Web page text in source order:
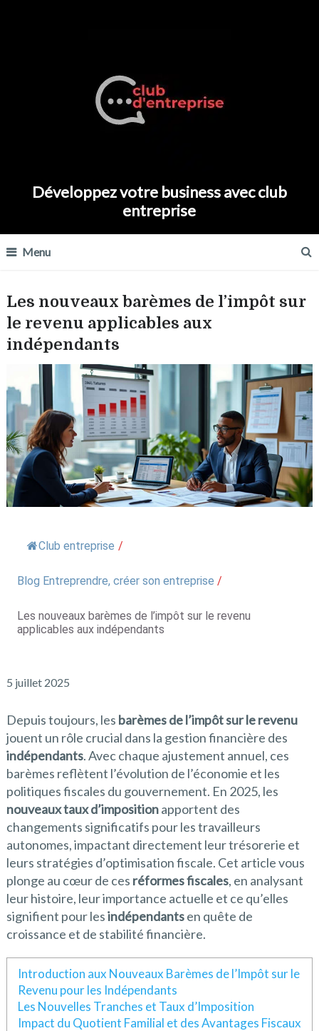
Développez votre business avec club
entreprise
Menu
Les nouveaux barèmes de l’impôt sur
le revenu applicables aux
indépendants
Club entreprise /
Blog Entreprendre, créer son entreprise /
Les nouveaux barèmes de l’impôt sur le revenu
applicables aux indépendants
5 juillet 2025
Depuis toujours, les barèmes de l’impôt sur le revenu
jouent un rôle crucial dans la gestion financière des
indépendants. Avec chaque ajustement annuel, ces
barèmes reflètent l’évolution de l’économie et les
politiques fiscales du gouvernement. En 2025, les
nouveaux taux d’impositionapportent des
changements significatifs pour les travailleurs
autonomes, impactant directement leur trésorerie et
leurs stratégies d’optimisation fiscale. Cet article vous
plonge au cœur de ces réformes fiscales, en analysant
leur histoire, leur importance actuelle et ce qu’elles
signifient pour lesindépendantsen quête de
croissance et de stabilité financière.
Introduction aux Nouveaux Barèmes de l’Impôt sur le
Revenu pour les Indépendants
Les Nouvelles Tranches et Taux d’Imposition
Impact du Quotient Familial et des Avantages Fiscaux